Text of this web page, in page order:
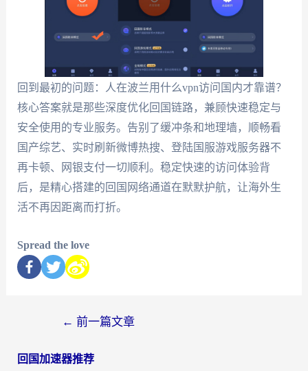
回到最初的问题：人在波兰用什么vpn访问国内才靠谱？
核心答案就是那些深度优化回国链路，兼顾快速稳定与
安全使用的专业服务。告别了缓冲条和地理墙，顺畅看
国产综艺、实时刷新微博热搜、登陆国服游戏服务器不
再卡顿、网银支付一切顺利。稳定快速的访问体验背
后，是精心搭建的回国网络通道在默默护航，让海外生
活不再因距离而打折。
Spread the love
← 前一篇文章
回国加速器推荐